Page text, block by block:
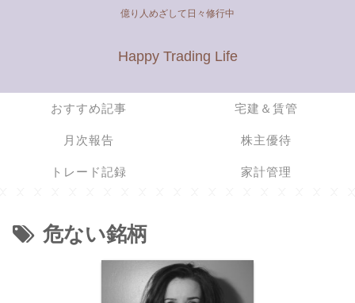
億り人めざして日々修行中
Happy Trading Life
おすすめ記事 宅建＆賃管
月次報告 株主優待
トレード記録 家計管理
危ない銘柄